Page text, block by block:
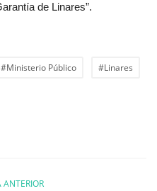
de Linares”.
#Ministerio Público #Linares
ANTERIOR